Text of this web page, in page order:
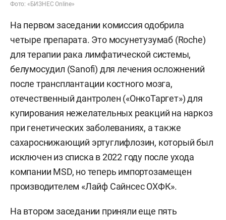
Фото: «БИЗНЕС Online»
На первом заседании комиссия одобрила
четыре препарата. Это мосунетузумаб (Roche)
для терапии рака лимфатической системы,
белумосудил (Sanofi) для лечения осложнений
после трансплантации костного мозга,
отечественный дантролен («ОнкоТаргет») для
купирования нежелательных реакций на наркоз
при генетических заболеваниях, а также
сахароснижающий эртуглифлозин, который был
исключен из списка в 2022 году после ухода
компании MSD, но теперь импортозамещен
производителем «Лайф Сайнсес ОХФК».
На втором заседании приняли еще пять